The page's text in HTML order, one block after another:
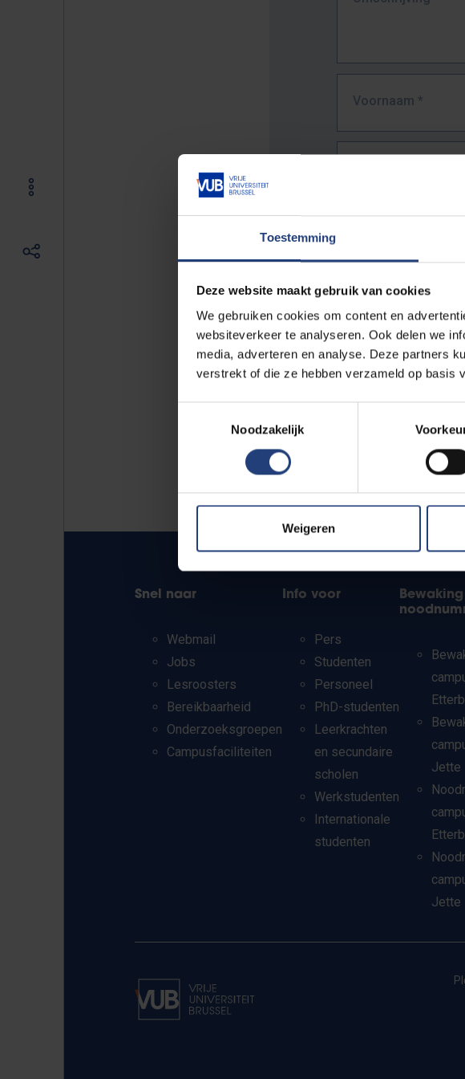
Toestemming
Deze website maakt gebruik van cookies
We gebruiken cookies om content en
websiteverkeer te analyseren. Ook delen we
media, adverteren en analyse. Deze partners
verstrekt of die ze hebben verzameld op basis
Noodzakelijk
Weigeren
Voornaam *
URL*
De volledige URL van de
Bv. https://www.vub.be/nl/
Snel naar
Webmail
Jobs
Lesroosters
Bereikbaarheid
Onderzoeksgroepen
Campusfaciliteiten
Info voor
Pers
Studenten
Personeel
PhD-studenten
Leerkrachten
en secundaire
scholen
Werkstudenten
Internationale
studenten
Jette
Jette